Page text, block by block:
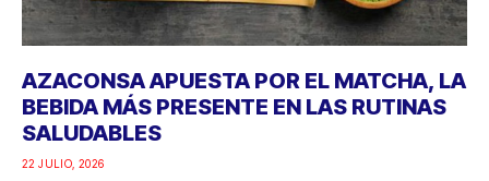
AZACONSA APUESTA POR EL MATCHA, LA
BEBIDA MÁS PRESENTE EN LAS RUTINAS
SALUDABLES
22 JULIO, 2026